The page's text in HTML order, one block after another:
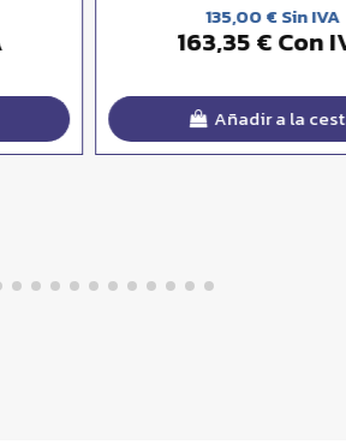
135,00 € Sin IVA
163,35 € Con IVA
Añadir a la cesta